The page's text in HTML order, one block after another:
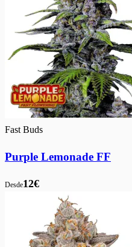
Fast Buds
Purple Lemonade FF
Desde12€